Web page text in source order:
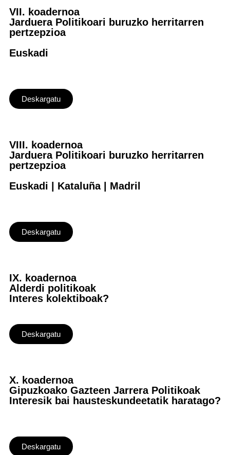
VII. koadernoa
Jarduera Politikoari buruzko herritarren
pertzepzioa
Euskadi
Deskargatu
VIII. koadernoa
Jarduera Politikoari buruzko herritarren
pertzepzioa
Euskadi | Kataluña | Madril
Deskargatu
IX. koadernoa
Alderdi politikoak
Interes kolektiboak?
Deskargatu
X. koadernoa
Gipuzkoako Gazteen Jarrera Politikoak
Interesik bai hausteskundeetatik haratago?
Deskargatu